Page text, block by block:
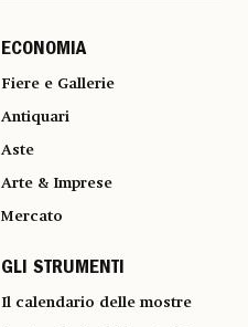
ECONOMIA
Fiere e Gallerie
Antiquari
Aste
Arte & Imprese
Mercato
GLI STRUMENTI
Il calendario delle mostre